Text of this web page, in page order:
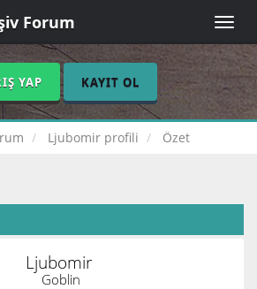
Toggle
Forum
YAP KAYIT OL
Ljubomir profili Özet
Ljubomir
Goblin